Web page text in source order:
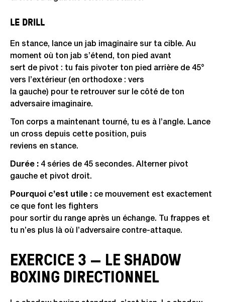
LE DRILL
En stance, lance un jab imaginaire sur ta cible. Au
moment où ton jab s’étend, ton pied avant
sert de pivot : tu fais pivoter ton pied arrière de 45°
vers l’extérieur (en orthodoxe : vers
la gauche) pour te retrouver sur le côté de ton
adversaire imaginaire.
Ton corps a maintenant tourné, tu es à l’angle. Lance
un cross depuis cette position, puis
reviens en stance.
Durée : 4 séries de 45 secondes. Alterner pivot
gauche et pivot droit.
Pourquoi c’est utile : ce mouvement est exactement
ce que font les fighters
pour sortir du range après un échange. Tu frappes et
tu n’es plus là où l’adversaire contre-attaque.
EXERCICE 3 — LE SHADOW
BOXING DIRECTIONNEL